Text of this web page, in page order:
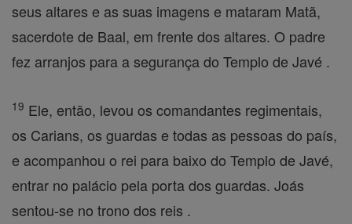
seus altares e as suas imagens e mataram Matã,
sacerdote de Baal, em frente dos altares. O padre
fez arranjos para a segurança do Templo de Javé .
19 Ele, então, levou os comandantes regimentais,
os Carians, os guardas e todas as pessoas do país,
e acompanhou o rei para baixo do Templo de Javé,
entrar no palácio pela porta dos guardas. Joás
sentou-se no trono dos reis .